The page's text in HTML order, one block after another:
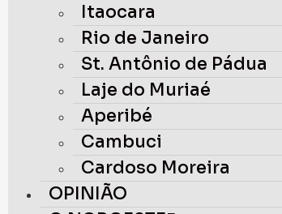
Itaocara
Rio de Janeiro
St. Antônio de Pádua
Laje do Muriaé
Aperibé
Cambuci
Cardoso Moreira
OPINIÃO